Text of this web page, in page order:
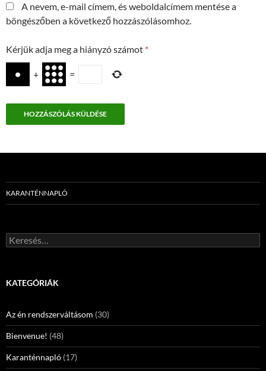
A nevem, e-mail címem, és weboldalcímem mentése a
böngészőben a következő hozzászólásomhoz.
Kérjük adja meg a hiányzó számot *
+ =
KARANTÉNNAPLÓ
Keresés:
KATEGÓRIÁK
Az én rendszerváltásom (30)
Bienvenue! (48)
Karanténnapló (17)